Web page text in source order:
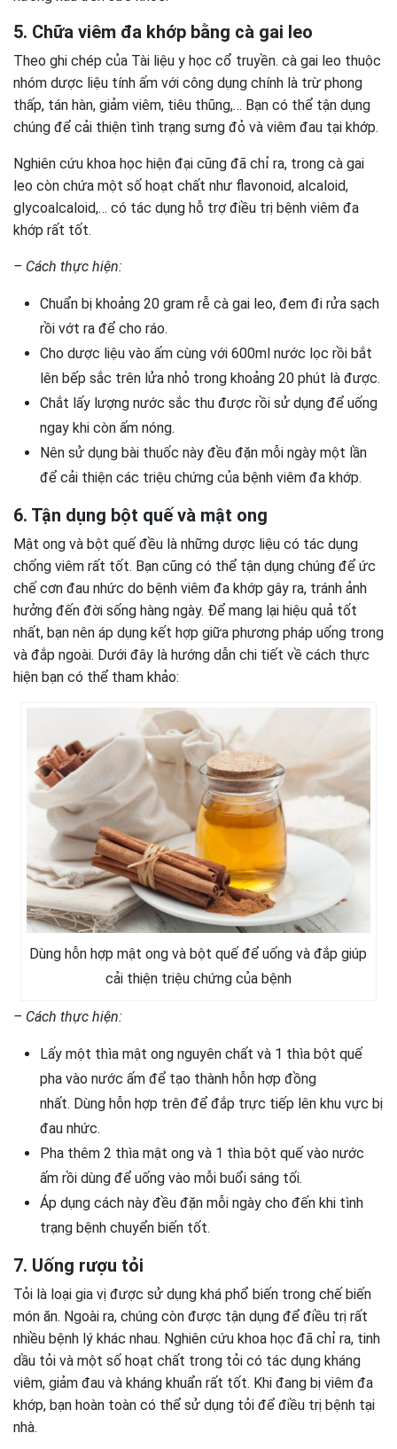
5. Chữa viêm đa khớp bằng cà gai leo
Theo ghi chép của Tài liệu y học cổ truyền. cà gai leo thuộc
nhóm dược liệu tính ấm với công dụng chính là trừ phong
thấp, tán hàn, giảm viêm, tiêu thũng,… Bạn có thể tận dụng
chúng để cải thiện tình trạng sưng đỏ và viêm đau tại khớp.
Nghiên cứu khoa học hiện đại cũng đã chỉ ra, trong cà gai
leo còn chứa một số hoạt chất như flavonoid, alcaloid,
glycoalcaloid,… có tác dụng hỗ trợ điều trị bệnh viêm đa
khớp rất tốt.
– Cách thực hiện:
Chuẩn bị khoảng 20 gram rễ cà gai leo, đem đi rửa sạch
rồi vớt ra để cho ráo.
Cho dược liệu vào ấm cùng với 600ml nước lọc rồi bắt
lên bếp sắc trên lửa nhỏ trong khoảng 20 phút là được.
Chắt lấy lượng nước sắc thu được rồi sử dụng để uống
ngay khi còn ấm nóng.
Nên sử dụng bài thuốc này đều đặn mỗi ngày một lần
để cải thiện các triệu chứng của bệnh viêm đa khớp.
6. Tận dụng bột quế và mật ong
Mật ong và bột quế đều là những dược liệu có tác dụng
chống viêm rất tốt. Bạn cũng có thể tận dụng chúng để ức
chế cơn đau nhức do bệnh viêm đa khớp gây ra, tránh ảnh
hưởng đến đời sống hàng ngày. Để mang lại hiệu quả tốt
nhất, bạn nên áp dụng kết hợp giữa phương pháp uống trong
và đắp ngoài. Dưới đây là hướng dẫn chi tiết về cách thực
hiện bạn có thể tham khảo:
Dùng hỗn hợp mật ong và bột quế để uống và đắp giúp
cải thiện triệu chứng của bệnh
– Cách thực hiện:
Lấy một thìa mật ong nguyên chất và 1 thìa bột quế
pha vào nước ấm để tạo thành hỗn hợp đồng
nhất. Dùng hỗn hợp trên để đắp trực tiếp lên khu vực bị
đau nhức.
Pha thêm 2 thìa mật ong và 1 thìa bột quế vào nước
ấm rồi dùng để uống vào mỗi buổi sáng tối.
Áp dụng cách này đều đặn mỗi ngày cho đến khi tình
trạng bệnh chuyển biến tốt.
7. Uống rượu tỏi
Tỏi là loại gia vị được sử dụng khá phổ biến trong chế biến
món ăn. Ngoài ra, chúng còn được tận dụng để điều trị rất
nhiều bệnh lý khác nhau. Nghiên cứu khoa học đã chỉ ra, tinh
dầu tỏi và một số hoạt chất trong tỏi có tác dụng kháng
viêm, giảm đau và kháng khuẩn rất tốt. Khi đang bị viêm đa
khớp, bạn hoàn toàn có thể sử dụng tỏi để điều trị bệnh tại
nhà.